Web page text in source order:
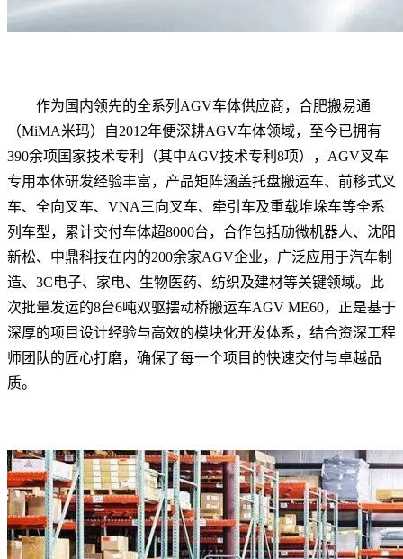
作为国内领先的全系列AGV车体供应商，合肥搬易通
（MiMA米玛）自2012年便深耕AGV车体领域，至今已拥有
390余项国家技术专利（其中AGV技术专利8项），AGV叉车
专用本体研发经验丰富，产品矩阵涵盖托盘搬运车、前移式叉
车、全向叉车、VNA三向叉车、牵引车及重载堆垛车等全系
列车型，累计交付车体超8000台，合作包括劢微机器人、沈阳
新松、中鼎科技在内的200余家AGV企业，广泛应用于汽车制
造、3C电子、家电、生物医药、纺织及建材等关键领域。此
次批量发运的8台6吨双驱摆动桥搬运车AGV ME60，正是基于
深厚的项目设计经验与高效的模块化开发体系，结合资深工程
师团队的匠心打磨，确保了每一个项目的快速交付与卓越品
质。